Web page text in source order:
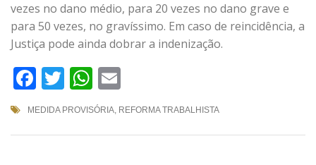
vezes no dano médio, para 20 vezes no dano grave e
para 50 vezes, no gravíssimo. Em caso de reincidência, a
Justiça pode ainda dobrar a indenização.
Facebook
TwitterWhatsApp
MEDIDA PROVISÓRIA, REFORMA TRABALHISTA